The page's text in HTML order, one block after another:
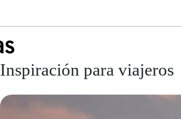
Inspiración para viajeros